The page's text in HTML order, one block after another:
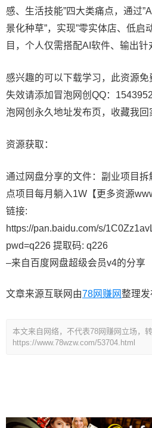
感、生活技能”四大类痛点，通过
景化种草”，实现”零实体店、低启
目，个人仅需搭配AI软件、输出针
感兴趣的可以下载学习，此资源
失效请添加冒泡网创QQ：
泡网创永久地址发布页，收藏我回
资源获取：
通过网盘分享的文件：副业项目
点项目每月躺入1W【更多资源
链接:
https://pan.baidu.com/s/
pwd=q226 提取码: q226
–来自百度网盘超级会员v4的分享
文章来源互联网由78网赚网整理发
本文来自网络，不代表78网赚网立场，转
https://www.78wzw.com/53704.html